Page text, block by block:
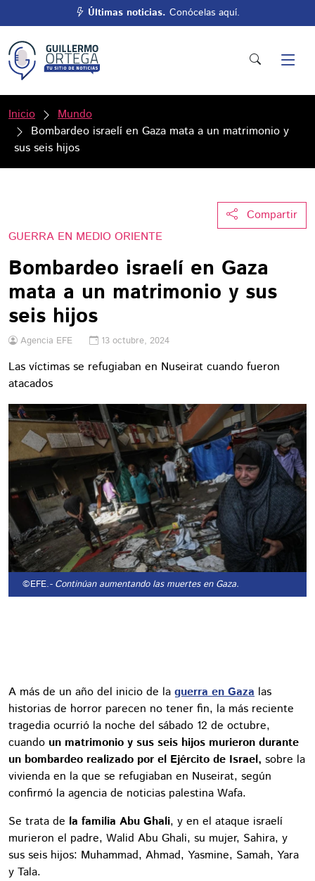
Últimas noticias. Conócelas aquí.
Inicio
Mundo
Bombardeo israelí en Gaza mata a un matrimonio y
sus seis hijos
Compartir
GUERRA EN MEDIO ORIENTE
Bombardeo israelí en Gaza
mata a un matrimonio y sus
seis hijos
Agencia EFE 13 octubre, 2024
Las víctimas se refugiaban en Nuseirat cuando fueron
atacados
©EFE.- Continúan aumentando las muertes en Gaza.
A más de un año del inicio de la guerra en Gaza las
historias de horror parecen no tener fin, la más reciente
tragedia ocurrió la noche del sábado 12 de octubre,
cuando un matrimonio y sus seis hijos murieron durante
un bombardeo realizado por el Ejército de Israel, sobre la
vivienda en la que se refugiaban en Nuseirat, según
confirmó la agencia de noticias palestina Wafa.
Se trata de la familia Abu Ghali, y en el ataque israelí
murieron el padre, Walid Abu Ghali, su mujer, Sahira, y
sus seis hijos: Muhammad, Ahmad, Yasmine, Samah, Yara
y Tala.